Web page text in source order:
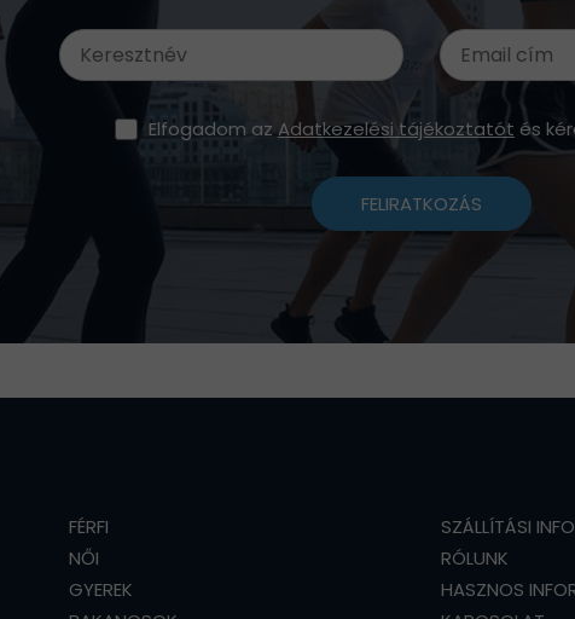
Elfogadom azAdatkezelési tájékoztatót és
FELIRATKOZÁS
FÉRFI
NŐI
GYEREK
SZÁLLÍTÁSI
RÓLUNK
HASZNOS